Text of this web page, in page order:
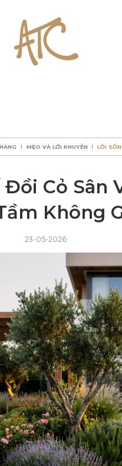
MẸO VÀ LỜI KHUYÊN
MẸO VÀ LỜI KHUYÊN
MẸO VÀ LỜI KHUYÊN LỐI
Cỏ Sân
Không
23-05-2026